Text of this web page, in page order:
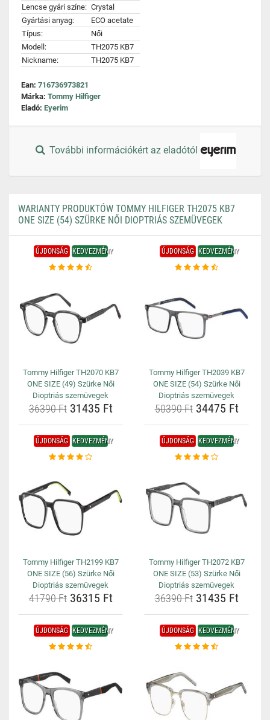
Lencse gyári színe: Crystal
Gyártási anyag:
ECO acetate
Típus:
Női
Modell:
TH2075 KB7
Nickname:
TH2075 KB7
Ean: 716736973821
Márka: Tommy Hilfiger
Eladó: Eyerim
További információkért az eladótól
WARIANTY PRODUKTÓW TOMMY HILFIGER TH2075 KB7
ONE SIZE (54) SZÜRKE NŐI DIOPTRIÁS SZEMÜVEGEK
ÚJDONSÁG KEDVEZMÉNY
Tommy Hilfiger TH2070 KB7
ONE SIZE (49) Szürke Női
Dioptriás szemüvegek
36390 Ft31435 Ft
ÚJDONSÁG KEDVEZMÉNY
Tommy Hilfiger TH2039 KB7
ONE SIZE (54) Szürke Női
Dioptriás szemüvegek
50390 Ft34475 Ft
ÚJDONSÁG KEDVEZMÉNY
Tommy Hilfiger TH2199 KB7
ONE SIZE (56) Szürke Női
Dioptriás szemüvegek
41790 Ft36315 Ft
ÚJDONSÁG KEDVEZMÉNY
Tommy Hilfiger TH2072 KB7
ONE SIZE (53) Szürke Női
Dioptriás szemüvegek
36390 Ft31435 Ft
ÚJDONSÁG KEDVEZMÉNY ÚJDONSÁG KEDVEZMÉNY